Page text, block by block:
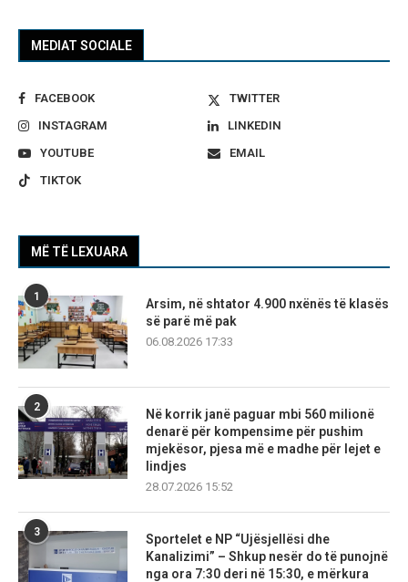
MEDIAT SOCIALE
FACEBOOK
TWITTER
INSTAGRAM
LINKEDIN
YOUTUBE
EMAIL
TIKTOK
MË TË LEXUARA
1
Arsim, në shtator 4.900 nxënës të klasës
së parë më pak
06.08.2026 17:33
2
Në korrik janë paguar mbi 560 milionë
denarë për kompensime për pushim
mjekësor, pjesa më e madhe për lejet e
lindjes
28.07.2026 15:52
3
Sportelet e NP “Ujësjellësi dhe
Kanalizimi” – Shkup nesër do të punojnë
nga ora 7:30 deri në 15:30, e mërkura